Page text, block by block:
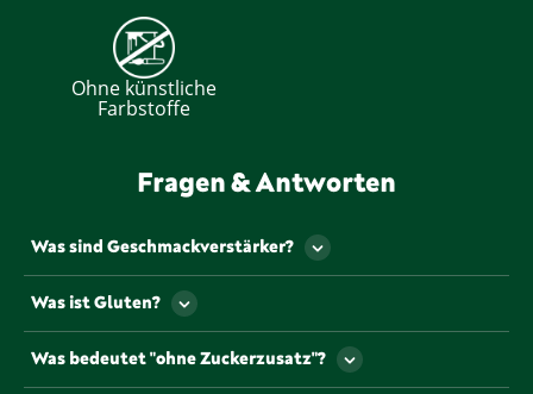
Ohne künstliche
Farbstoffe
Fragen & Antworten
Was sind Geschmackverstärker?
Als Geschmackverstärker werden jene
Lebensmittelzusatzstoffe bezeichnet, die den
Geschmack und/oder den Geruch eines
Lebensmittels verstärken. Gekennzeichnet werden
müssen Geschmacksverstärker mit so genannten „E-
Was ist Gluten?
Gluten ist ein Eiweiß, dass u.a. natürlicherweise in
einigen Getreiden vorkommt.
Was bedeutet "ohne Zuckerzusatz"?